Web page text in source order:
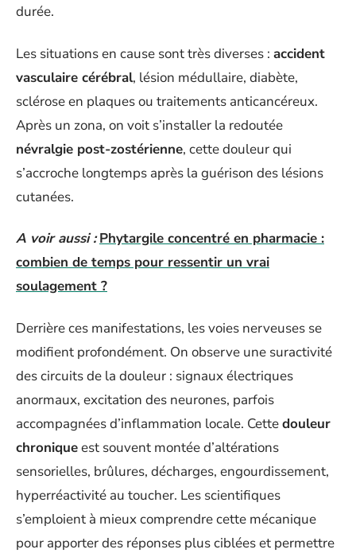
durée.
Les situations en cause sont très diverses : accident
vasculaire cérébral, lésion médullaire, diabète,
sclérose en plaques ou traitements anticancéreux.
Après un zona, on voit s’installer la redoutée
névralgie post-zostérienne, cette douleur qui
s’accroche longtemps après la guérison des lésions
cutanées.
A voir aussi : Phytargile concentré en pharmacie :
combien de temps pour ressentir un vrai
soulagement ?
Derrière ces manifestations, les voies nerveuses se
modifient profondément. On observe une suractivité
des circuits de la douleur : signaux électriques
anormaux, excitation des neurones, parfois
accompagnées d’inflammation locale. Cettedouleur
chroniqueest souvent montée d’altérations
sensorielles, brûlures, décharges, engourdissement,
hyperréactivité au toucher. Les scientifiques
s’emploient à mieux comprendre cette mécanique
pour apporter des réponses plus ciblées et permettre